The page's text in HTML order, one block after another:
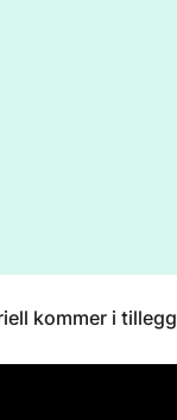
kommer i tillegg